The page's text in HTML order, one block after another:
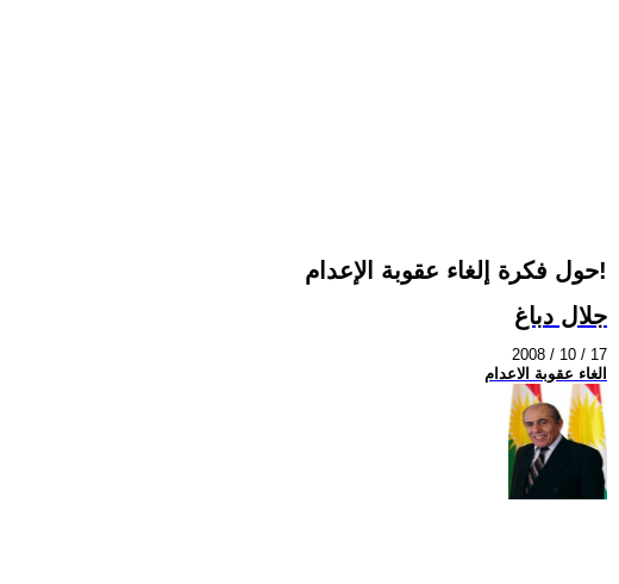
حول فکرة إلغاء عقوبة الإعدام!
جلال دباغ
2008 / 10 / 17
الغاء عقوبة الاعدام